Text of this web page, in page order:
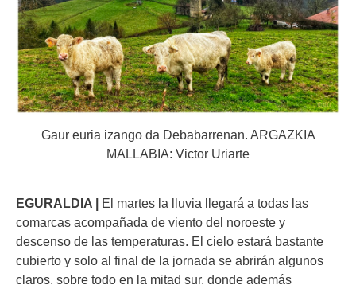
Gaur euria izango da Debabarrenan. ARGAZKIA
MALLABIA: Victor Uriarte
EGURALDIA | El martes la lluvia llegará a todas las
comarcas acompañada de viento del noroeste y
descenso de las temperaturas. El cielo estará bastante
cubierto y solo al final de la jornada se abrirán algunos
claros, sobre todo en la mitad sur, donde además